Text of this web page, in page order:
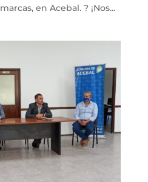
en Acebal. ? ¡Nos...